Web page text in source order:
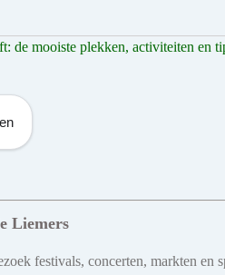
de mooiste plekken, activiteiten en
Liemers
festivals, concerten, markten